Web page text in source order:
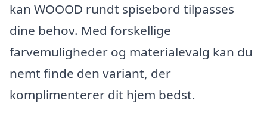
kan WOOOD rundt spisebord tilpasses
dine behov. Med forskellige
farvemuligheder og materialevalg kan du
nemt finde den variant, der
komplimenterer dit hjem bedst.